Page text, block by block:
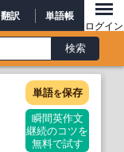
翻訳 単語帳
ログイン
単語を保存
瞬間英作文
継続のコツを
無料で試す